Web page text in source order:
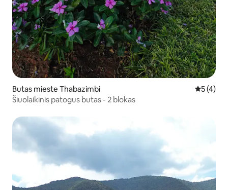
Butas mieste Thabazimbi Vidutinis
5 (4)
Šiuolaikinis patogus butas - 2 blokas